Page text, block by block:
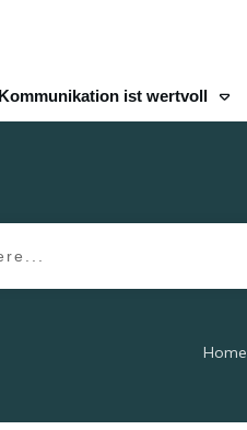
Kommunikation ist wertvoll
Home